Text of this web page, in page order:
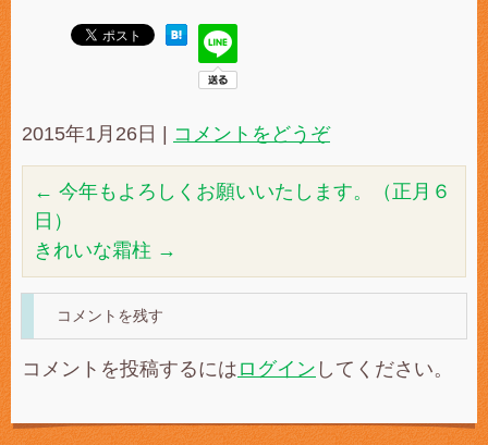
2015年1月26日 コメントをどうぞ
← 今年もよろしくお願いいたします。（正月６
日）
きれいな霜柱 →
コメントを残す
コメントを投稿するには ログイン してください。